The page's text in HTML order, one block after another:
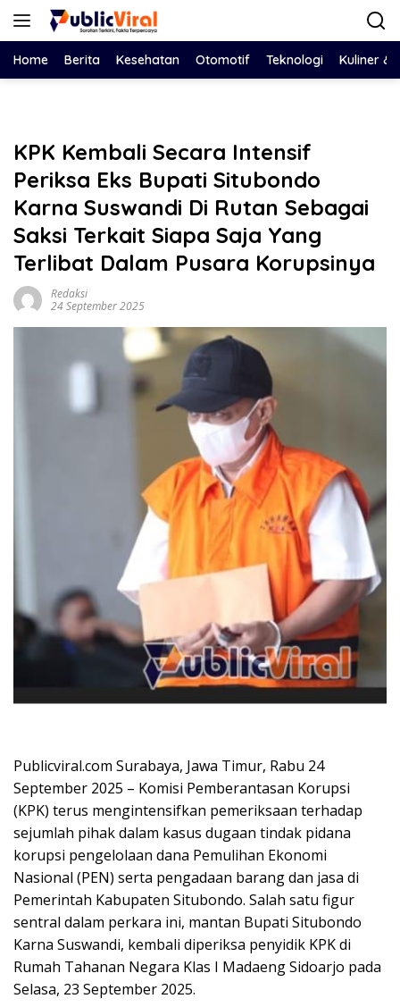
Langsung
Home Berita Kesehatan Otomotif Teknologi Kuliner &
KPK Kembali Secara Intensif
Periksa Eks Bupati Situbondo
Karna Suswandi Di Rutan Sebagai
Saksi Terkait Siapa Saja Yang
Terlibat Dalam Pusara Korupsinya
Redaksi
24 September 2025
Publicviral.com Surabaya, Jawa Timur, Rabu 24
September 2025 – Komisi Pemberantasan Korupsi
(KPK) terus mengintensifkan pemeriksaan terhadap
sejumlah pihak dalam kasus dugaan tindak pidana
korupsi pengelolaan dana Pemulihan Ekonomi
Nasional (PEN) serta pengadaan barang dan jasa di
Pemerintah Kabupaten Situbondo. Salah satu figur
sentral dalam perkara ini, mantan Bupati Situbondo
Karna Suswandi, kembali diperiksa penyidik KPK di
Rumah Tahanan Negara Klas I Madaeng Sidoarjo pada
Selasa, 23 September 2025.